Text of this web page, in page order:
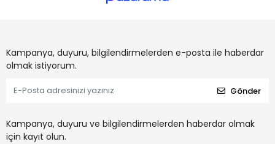
Kampanya, duyuru, bilgilendirmelerden e-posta ile haberdar
olmak istiyorum.
Gönder
Kampanya, duyuru ve bilgilendirmelerden haberdar olmak
için kayıt olun.